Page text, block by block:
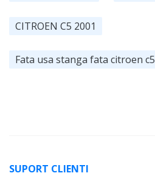
CITROEN C5 2001
Fata usa stanga fata citroen c5
SUPORT CLIENTI